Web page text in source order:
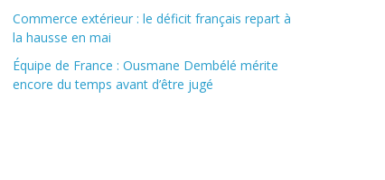
Commerce extérieur : le déficit français repart à
la hausse en mai
Équipe de France : Ousmane Dembélé mérite
encore du temps avant d’être jugé